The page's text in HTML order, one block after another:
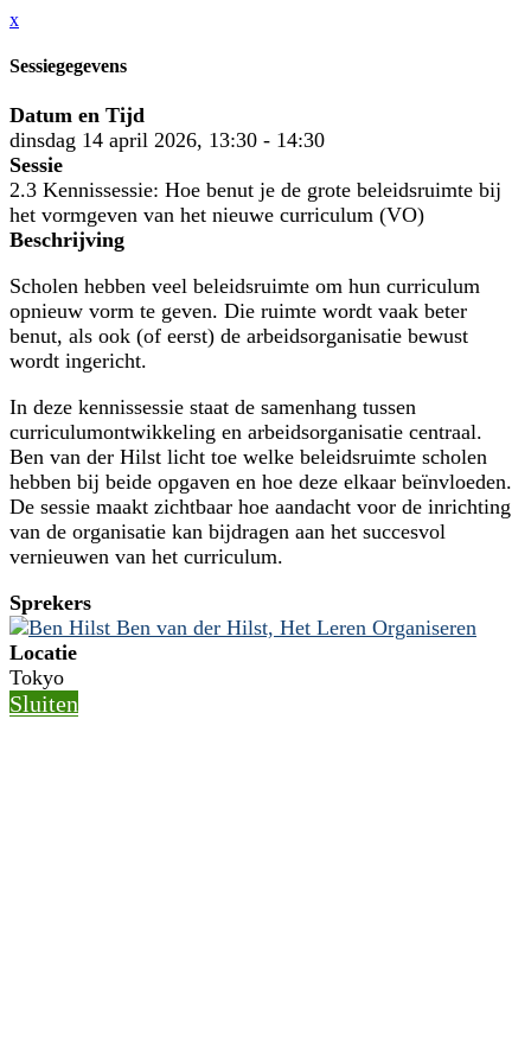
x
Sessiegegevens
Datum en Tijd
dinsdag 14 april 2026, 13:30 - 14:30
Sessie
2.3 Kennissessie: Hoe benut je de grote beleidsruimte bij
het vormgeven van het nieuwe curriculum (VO)
Beschrijving
Scholen hebben veel beleidsruimte om hun curriculum
opnieuw vorm te geven. Die ruimte wordt vaak beter
benut, als ook (of eerst) de arbeidsorganisatie bewust
wordt ingericht.
In deze kennissessie staat de samenhang tussen
curriculumontwikkeling en arbeidsorganisatie centraal.
Ben van der Hilst licht toe welke beleidsruimte scholen
hebben bij beide opgaven en hoe deze elkaar beïnvloeden.
De sessie maakt zichtbaar hoe aandacht voor de inrichting
van de organisatie kan bijdragen aan het succesvol
vernieuwen van het curriculum.
Sprekers
Ben van der Hilst, Het Leren Organiseren
Locatie
Tokyo
Sluiten